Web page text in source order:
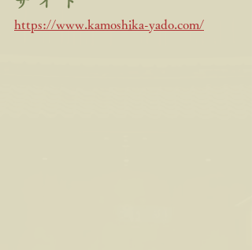
https://www.kamoshika-yado.com/